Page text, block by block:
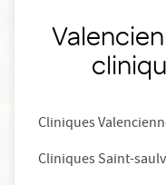
Cliniques
Cliniques Saint-